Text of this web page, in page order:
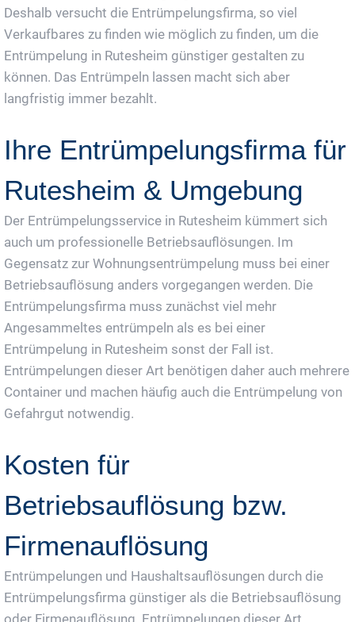
Deshalb versucht die Entrümpelungsfirma, so viel
Verkaufbares zu finden wie möglich zu finden, um die
Entrümpelung in Rutesheim günstiger gestalten zu
können. Das Entrümpeln lassen macht sich aber
langfristig immer bezahlt.
Ihre Entrümpelungsfirma für
Rutesheim & Umgebung
Der Entrümpelungsservice in Rutesheim kümmert sich
auch um professionelle Betriebsauflösungen. Im
Gegensatz zur Wohnungsentrümpelung muss bei einer
Betriebsauflösung anders vorgegangen werden. Die
Entrümpelungsfirma muss zunächst viel mehr
Angesammeltes entrümpeln als es bei einer
Entrümpelung in Rutesheim sonst der Fall ist.
Entrümpelungen dieser Art benötigen daher auch mehrere
Container und machen häufig auch die Entrümpelung von
Gefahrgut notwendig.
Kosten für
Betriebsauflösung bzw.
Firmenauflösung
Entrümpelungen und Haushaltsauflösungen durch die
Entrümpelungsfirma günstiger als die Betriebsauflösung
oder Firmenauflösung. Entrümpelungen dieser Art